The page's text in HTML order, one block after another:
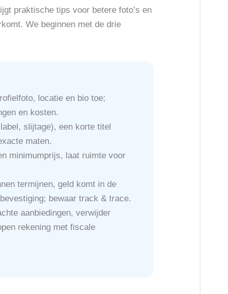
praktische tips voor betere foto’s en
We beginnen met de drie
locatie en bio toe;
en kosten.
slijtage), een korte titel
maten.
minimumprijs, laat ruimte voor
termijnen, geld komt in de
bewaar track & trace.
aanbiedingen, verwijder
rekening met fiscale